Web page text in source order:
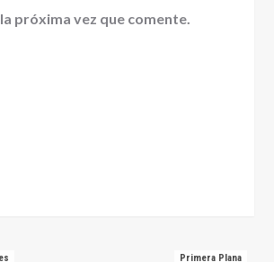
próxima vez que comente.
Primera Plana